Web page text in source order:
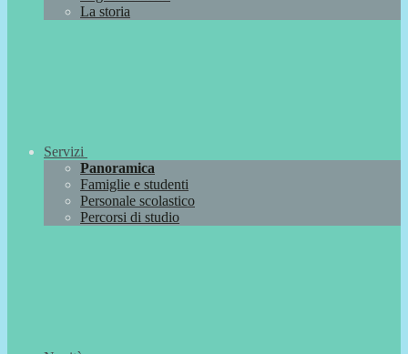
La storia
Servizi
Panoramica
Famiglie e studenti
Personale scolastico
Percorsi di studio